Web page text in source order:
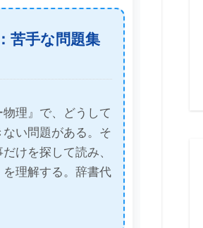
苦手な問題集
理』で、どうして
い問題がある。そ
けを探して読み、
理解する。辞書代